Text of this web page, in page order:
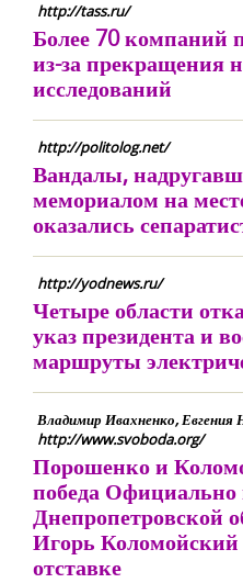
http://tass.ru/
Более 70 компаний
из-за прекращения
исследований
http://politolog.net/
Вандалы,
мемориалом на
оказались
http://yodnews.ru/
Четыре области
указ президента и
маршруты
Владимир Ивахненко, Евгения
http://www.svoboda.org/
Порошенко и
победа Официально
Днепропетровской
Игорь Коломойский
отставке